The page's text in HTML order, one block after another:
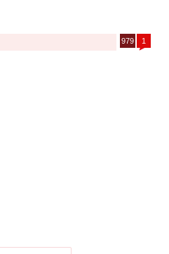
979 1